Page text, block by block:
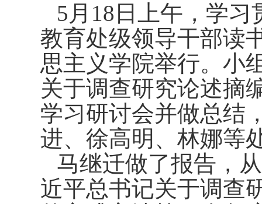
5 月 18 日上午，学
教育处级领导干部读
思主义学院举行。小
关于调查研究论述摘
学习研讨会并做总结
进、徐高明、林娜等
马继迁做了报告，
近平总书记关于调查